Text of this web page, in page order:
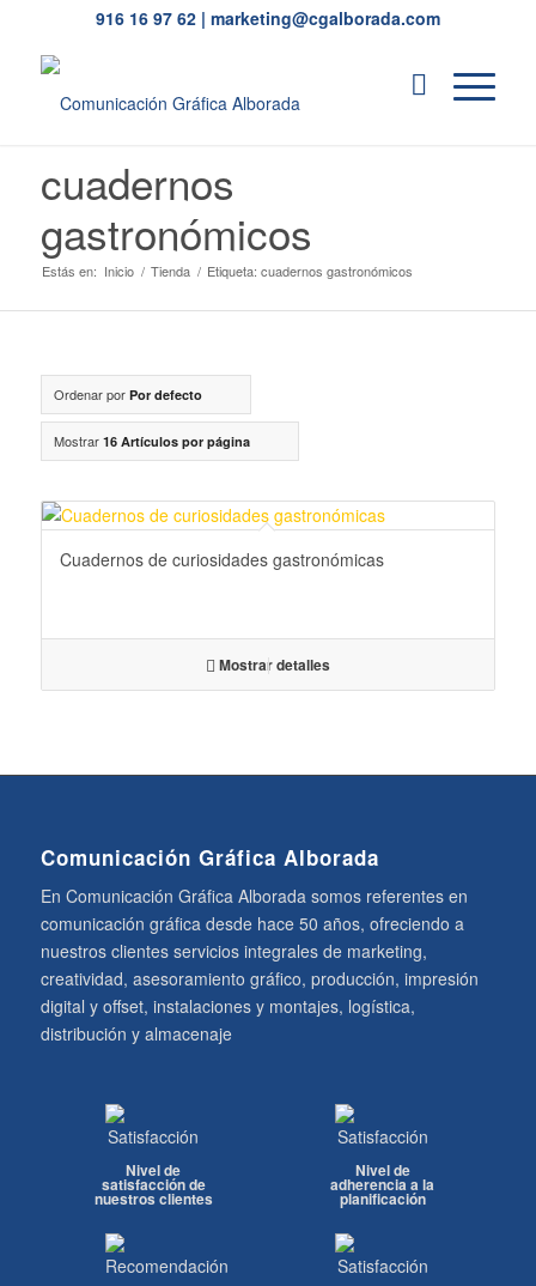
916 16 97 62| marketing@cgalborada.com
cuadernos
gastronómicos
Estás en: Inicio / Tienda / Etiqueta: cuadernos gastronómicos
Ordenar por Por defecto
Mostrar 16 Artículos por página
Cuadernos de curiosidades gastronómicas
Mostrar detalles
Comunicación Gráfica Alborada
En Comunicación Gráfica Alborada somos referentes en
comunicación gráfica desde hace 50 años, ofreciendo a
nuestros clientes servicios integrales de marketing,
creatividad, asesoramiento gráfico, producción, impresión
digital y offset, instalaciones y montajes, logística,
distribución y almacenaje
Nivel de
satisfacción de
nuestros clientes
Nivel de
adherencia a la
planificación